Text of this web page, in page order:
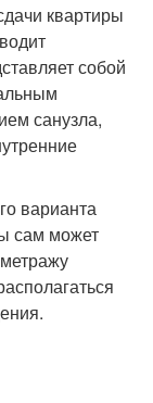
квартиры
собой
санузла,
варианта
сам может